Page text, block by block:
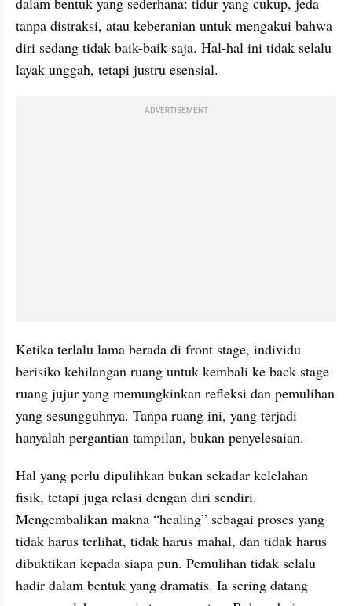
tanpa distraksi, atau keberanian untuk mengakui bahwa
diri sedang tidak baik-baik saja. Hal-hal ini tidak selalu
layak unggah, tetapi justru esensial.
ADVERTISEMENT
Ketika terlalu lama berada di front stage, individu
berisiko kehilangan ruang untuk kembali ke back stage
ruang jujur yang memungkinkan refleksi dan pemulihan
yang sesungguhnya. Tanpa ruang ini, yang terjadi
hanyalah pergantian tampilan, bukan penyelesaian.
Hal yang perlu dipulihkan bukan sekadar kelelahan
fisik, tetapi juga relasi dengan diri sendiri.
Mengembalikan makna “healing” sebagai proses yang
tidak harus terlihat, tidak harus mahal, dan tidak harus
dibuktikan kepada siapa pun. Pemulihan tidak selalu
hadir dalam bentuk yang dramatis. Ia sering datang